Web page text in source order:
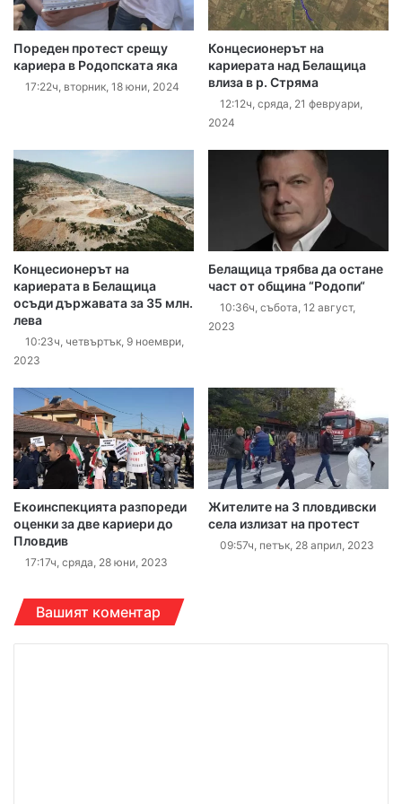
Пореден протест срещу
кариера в Родопската яка
17:22ч, вторник, 18 юни, 2024
Концесионерът на
кариерата над Белащица
влиза в р. Стряма
12:12ч, сряда, 21 февруари,
2024
Концесионерът на
кариерата в Белащица
осъди държавата за 35 млн.
лева
10:23ч, четвъртък, 9 ноември,
2023
Белащица трябва да остане
част от община “Родопи“
10:36ч, събота, 12 август,
2023
Екоинспекцията разпореди
оценки за две кариери до
Пловдив
17:17ч, сряда, 28 юни, 2023
Жителите на 3 пловдивски
села излизат на протест
09:57ч, петък, 28 април, 2023
Вашият коментар